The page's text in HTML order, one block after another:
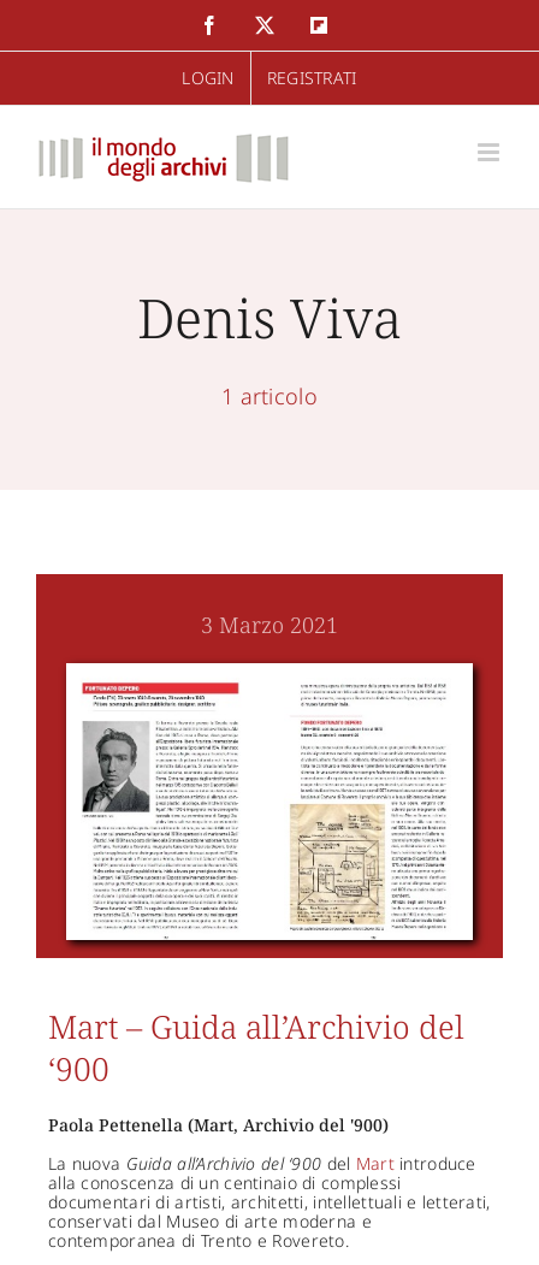
al
FacebookTwitter
LOGIN REGISTRATI
Denis Viva
1 articolo
3 Marzo 2021
Mart – Guida all’Archivio del
‘900
Paola Pettenella (Mart, Archivio del '900)
La nuova Guida all’Archivio del ‘900 del Martintroduce
alla conoscenza di un centinaio di complessi
documentari di artisti, architetti, intellettuali e letterati,
conservati dal Museo di arte moderna e
contemporanea di Trento e Rovereto.